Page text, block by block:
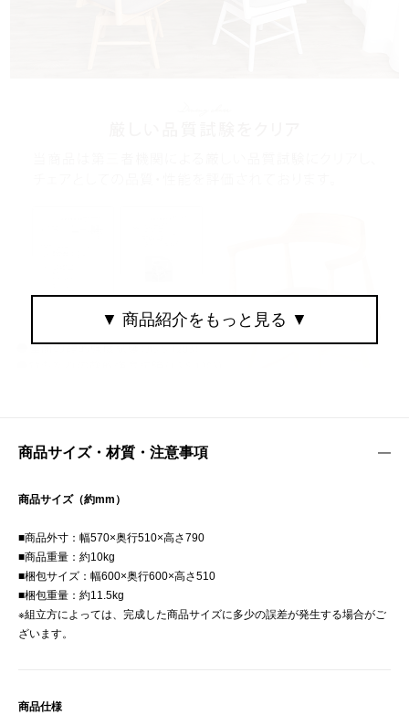
商品サイズ・材質・注意事項
商品サイズ（約mm）
■商品外寸：幅570×奥行510×高さ790
■商品重量：約10kg
■梱包サイズ：幅600×奥行600×高さ510
■梱包重量：約11.5kg
※組立方によっては、完成した商品サイズに多少の誤差が発生する場合がご
ざいます。
商品仕様